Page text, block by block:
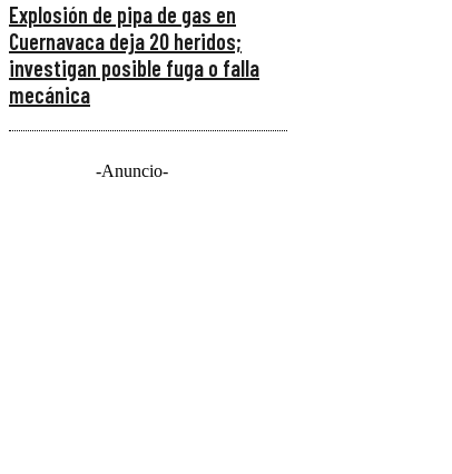
Explosión de pipa de gas en
Cuernavaca deja 20 heridos;
investigan posible fuga o falla
mecánica
-Anuncio-